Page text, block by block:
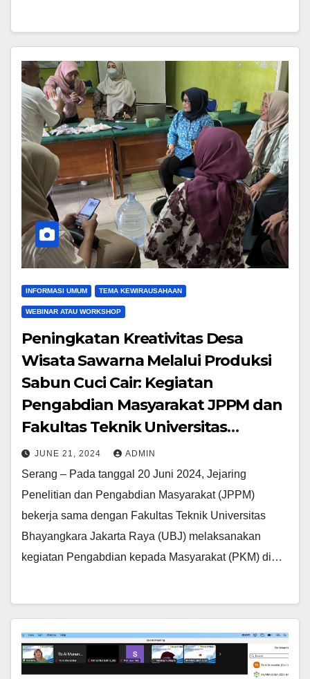
INFORMASI UMUM TEMA KEWIRAUSAHAAN
WEBINAR ATAU WORKSHOP
Peningkatan Kreativitas Desa
Wisata Sawarna Melalui Produksi
Sabun Cuci Cair: Kegiatan
Pengabdian Masyarakat JPPM dan
Fakultas Teknik Universitas
Bhayangkara Jakarta Raya
JUNE 21, 2024 ADMIN
Serang – Pada tanggal 20 Juni 2024, Jejaring
Penelitian dan Pengabdian Masyarakat (JPPM)
bekerja sama dengan Fakultas Teknik Universitas
Bhayangkara Jakarta Raya (UBJ) melaksanakan
kegiatan Pengabdian kepada Masyarakat (PKM) di…